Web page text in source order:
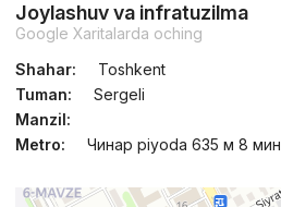
Joylashuv va infratuzilma
Google Xaritalarda oching
Shahar:
Toshkent
Tuman:
Sergeli
Manzil:
Metro:
Чинар piyoda 635 м 8 мин